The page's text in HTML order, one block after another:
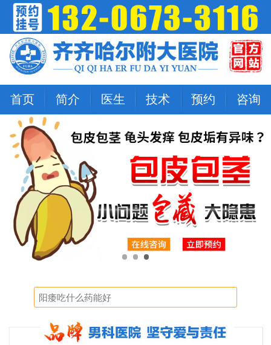
首页 简介 医生 技术 预约 咨询